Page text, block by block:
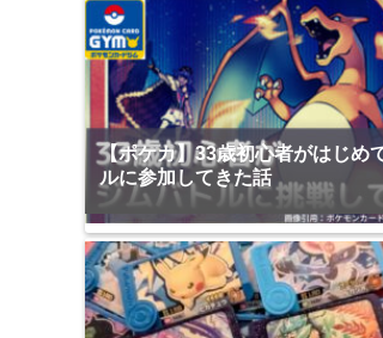
【ポケカ】33歳初心者がはじめ
ルに参加してきた話